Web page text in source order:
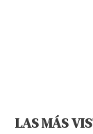
LAS MÁS